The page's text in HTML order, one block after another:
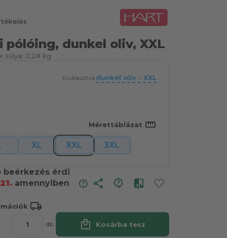
dunkel oliv, XXL
súlya: 0,28 kg
Kiválasztva:dunkel oliv - XXL
Mérettáblázat straighten
XL XXL 3XL
beérkezés érdi
amennyiben share
local_shipping
db local_mall Kosárba tesz